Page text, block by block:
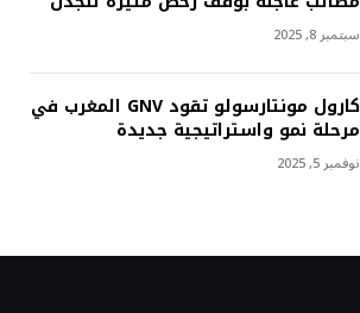
سبتمبر 8, 2025
كارول مونتارسولو تقود GNV المغرب في
مرحلة نمو واستراتيجية جديدة
نوفمبر 5, 2025